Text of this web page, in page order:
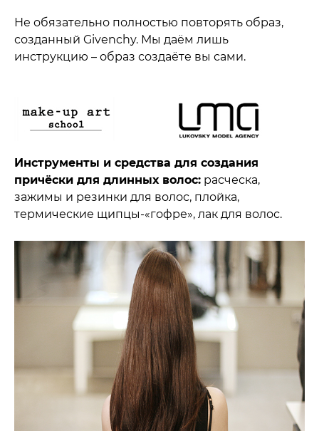
Не обязательно полностью повторять образ,
созданный Givenchy. Мы даём лишь
инструкцию – образ создаёте вы сами.
Инструменты и средства для создания
причёски для длинных волос: расческа,
зажимы и резинки для волос, плойка,
термические щипцы-«гофре», лак для волос.